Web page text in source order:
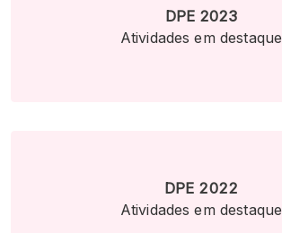
DPE 2023
Atividades em destaque
DPE 2022
Atividades em destaque